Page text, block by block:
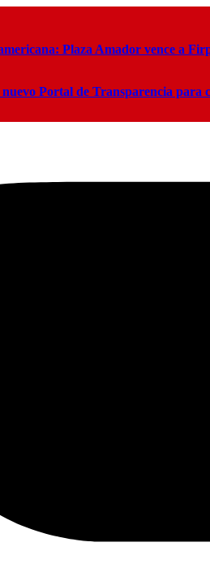
Plaza Amador vence a
Portal de Transparencia para